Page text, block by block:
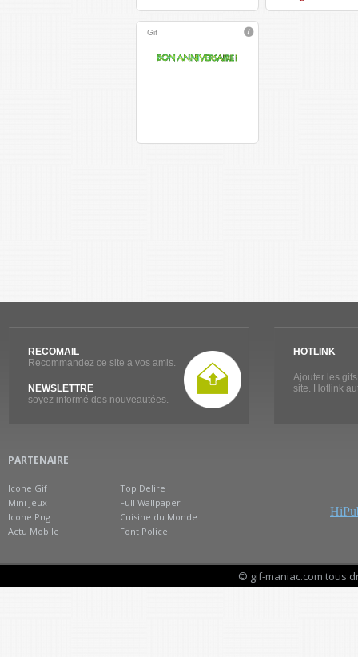
Gif
RECOMAIL
Recommandez ce site a vos amis.
NEWSLETTRE
soyez informé des nouveautées.
HOTLINK
Ajouter les
site. Hotlink
PARTENAIRE
Icone Gif
Mini Jeux
Icone Png
Actu Mobile
Top Delire
Full Wallpaper
Cuisine du Monde
Font Police
© gif-maniac.com tous